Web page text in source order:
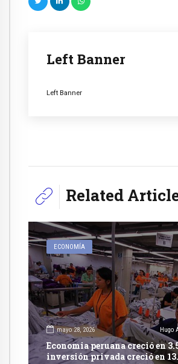
Left Banner
Left Banner
Related
ECONOMÍA
mayo 28, 2026 Hugo
Economia peruana creció en
inversión privada creció en